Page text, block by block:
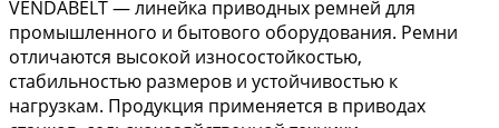
VENDABELT — линейка приводных ремней для
промышленного и бытового оборудования. Ремни
отличаются высокой износостойкостью,
стабильностью размеров и устойчивостью к
нагрузкам. Продукция применяется в приводах